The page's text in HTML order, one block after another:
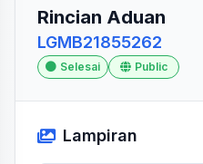
Rincian Aduan
LGMB21855262
Selesai Public
Lampiran